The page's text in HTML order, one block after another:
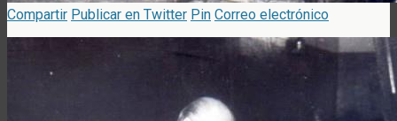
Compartir Publicar en Twitter Pin Correo electrónico